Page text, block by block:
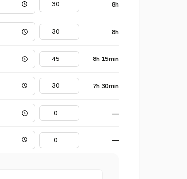
8h
8h
8h 15min
7h 30min
—
—